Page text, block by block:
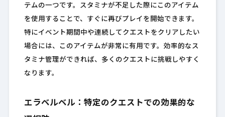
テムの一つです。スタミナが不足した際にこのアイテム
を使用することで、すぐに再びプレイを開始できます。
特にイベント期間中や連続してクエストをクリアしたい
場合には、このアイテムが非常に有用です。効率的なス
タミナ管理ができれば、多くのクエストに挑戦しやすく
なります。
エラベルベル：特定のクエストでの効果的な